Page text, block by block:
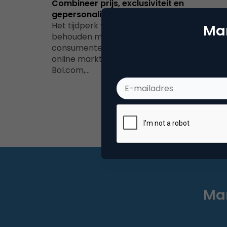
Combineer prijs, exclusiviteit en
gepersonaliseerde content
Het tijdperk van digitale verbondenheid: hoe
behouden merken klantloyaliteit?Nu
consumenten steeds vaker actief zijn op
online marktplaatsen zoals bijvoorbeeld
Bol.com,…